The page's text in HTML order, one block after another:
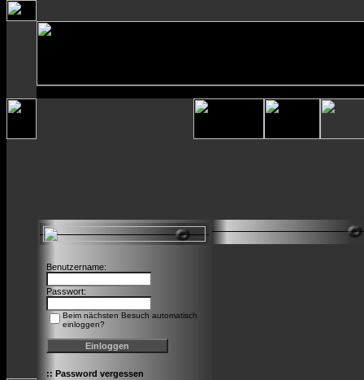
Benutzername:
Passwort:
Beim nächsten Besuch automatisch
einloggen?
:: Password vergessen